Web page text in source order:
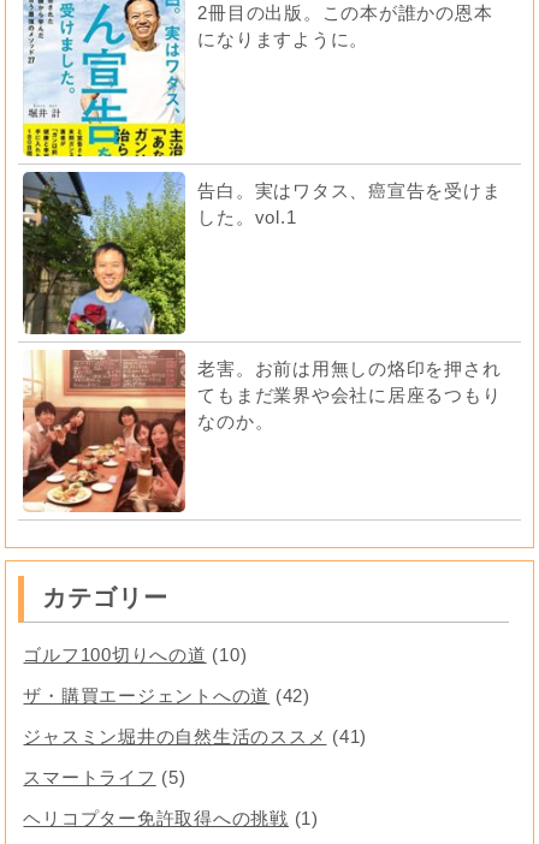
2冊目の出版。この本が誰かの恩本
になりますように。
告白。実はワタス、癌宣告を受けま
した。vol.1
老害。お前は用無しの烙印を押され
てもまだ業界や会社に居座るつもり
なのか。
カテゴリー
ゴルフ100切りへの道 (10)
ザ・購買エージェントへの道 (42)
ジャスミン堀井の自然生活のススメ (41)
スマートライフ (5)
ヘリコプター免許取得への挑戦 (1)